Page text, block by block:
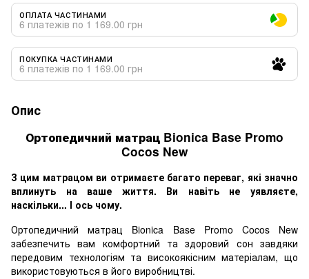
ОПЛАТА ЧАСТИНАМИ
6 платежів по 1 169.00 грн
ПОКУПКА ЧАСТИНАМИ
6 платежів по 1 169.00 грн
Опис
Ортопедичний матрац Bionica Base Promo
Cocos New
З цим матрацом ви отримаєте багато переваг, які значно
вплинуть на ваше життя. Ви навіть не уявляєте,
наскільки... І ось чому.
Ортопедичний матрац Bionica Base Promo Cocos New
забезпечить вам комфортний та здоровий сон завдяки
передовим технологіям та високоякісним матеріалам, що
використовуються в його виробництві.